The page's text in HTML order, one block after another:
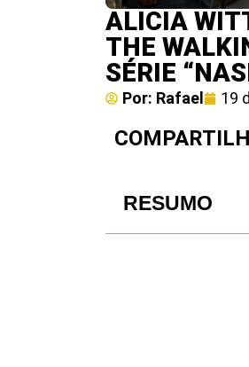
ALICIA
THE
SÉRIE
Por: Rafael 19
RESUMO